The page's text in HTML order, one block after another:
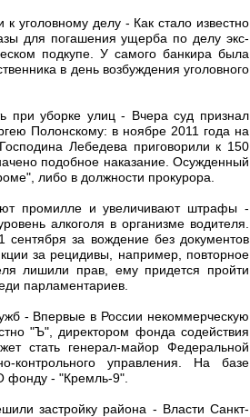
уголовному делу - Как стало известно
для погашения ущерба по делу экс-
подкупе. У самого банкира была
в день возбуждения уголовного
при уборке улиц - Вчера суд признал
Полонскому: в ноябре 2011 года на
Лебедева приговорили к 150
подобное наказание. Осужденный
либо в должности прокурора.
промилле и увеличивают штрафы -
алкоголя в организме водителя.
за вождение без документов
за рецидивы, например, повторное
лишили прав, ему придется пройти
парламентариев.
- Впервые в России некоммерческую
"Ъ", директором фонда содействия
стать генерал-майор Федеральной
управления. На базе
фонду - "Кремль-9".
застройку района - Власти Санкт-